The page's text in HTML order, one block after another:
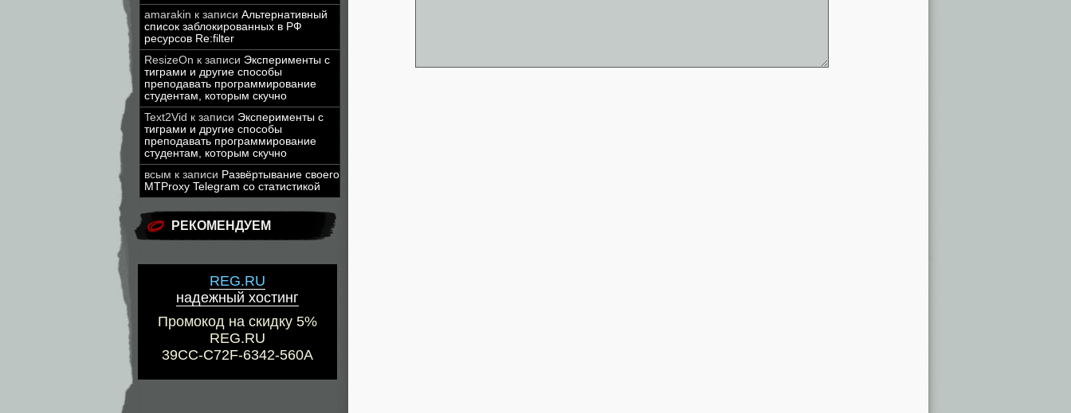
amarakin к записи Альтернативный
список заблокированных в РФ
ресурсов Re:filter
ResizeOn к записи Эксперименты с
тиграми и другие способы
преподавать программирование
студентам, которым скучно
Text2Vid к записи Эксперименты с
тиграми и другие способы
преподавать программирование
студентам, которым скучно
всым к записи Развёртывание своего
MTProxy Telegram со статистикой
РЕКОМЕНДУЕМ
REG.RU
надежный хостинг
Промокод на скидку 5%
REG.RU
39CC-C72F-6342-560A